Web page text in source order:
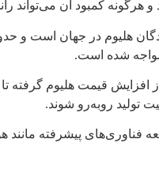
کمبود آن می‌تواند
هلیوم در جهان است و
مواجه شده است.
از افزایش قیمت هلیوم
تولید روبه‌رو شوند.
فناوری‌های پیشرفته